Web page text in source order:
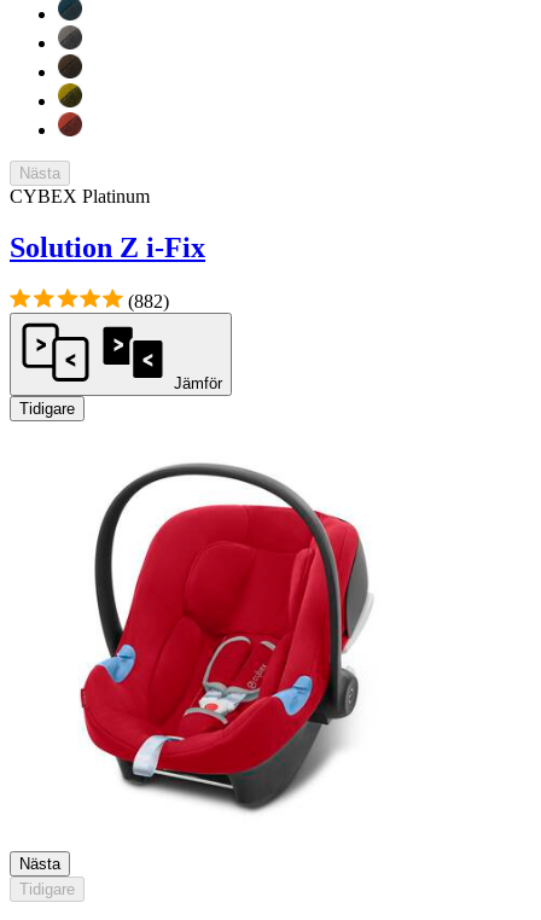
Nästa
CYBEX Platinum
Solution Z i-Fix
(882)
Jämför
Tidigare
Nästa
Tidigare